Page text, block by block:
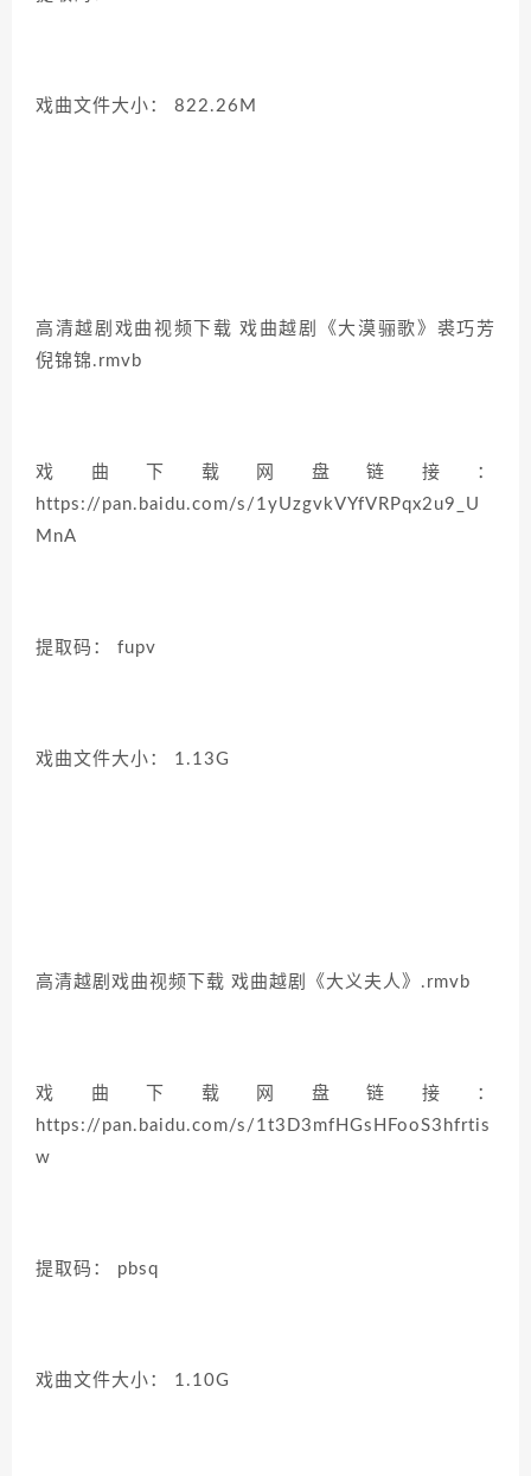
戏曲文件大小： 822.26M
高清越剧戏曲视频下载 戏曲越剧《大漠骊歌》裘巧芳
倪锦锦.rmvb
戏曲下载网盘链接：
https://pan.baidu.com/s/1yUzgvkVYfVRPqx2u9_U
MnA
提取码： fupv
戏曲文件大小： 1.13G
高清越剧戏曲视频下载 戏曲越剧《大义夫人》.rmvb
戏曲下载网盘链接：
https://pan.baidu.com/s/1t3D3mfHGsHFooS3hfrtis
w
提取码： pbsq
戏曲文件大小： 1.10G